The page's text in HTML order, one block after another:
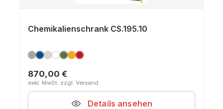
Chemikalienschrank CS.195.10
Regulärer Preis:
870,00 €
Details ansehen